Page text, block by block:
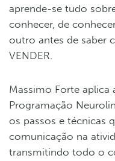
aprende-se tudo
conhecer, de
outro antes de saber
VENDER.
Massimo Forte aplica
Programação
os passos e técnicas
comunicação na
transmitindo todo o